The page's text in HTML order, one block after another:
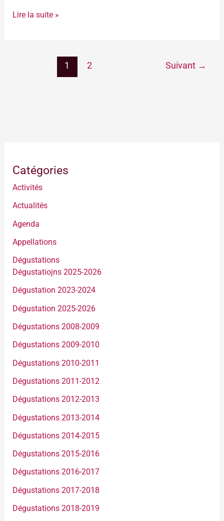
Lire la suite »
1 2 Suivant →
Catégories
Activités
Actualités
Agenda
Appellations
Dégustations
Dégustatiojns 2025-2026
Dégustation 2023-2024
Dégustation 2025-2026
Dégustations 2008-2009
Dégustations 2009-2010
Dégustations 2010-2011
Dégustations 2011-2012
Dégustations 2012-2013
Dégustations 2013-2014
Dégustations 2014-2015
Dégustations 2015-2016
Dégustations 2016-2017
Dégustations 2017-2018
Dégustations 2018-2019